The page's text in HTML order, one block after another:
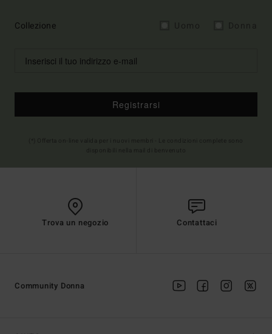
Collezione
Registrarsi
Trova un negozio Contattaci
Community Donna